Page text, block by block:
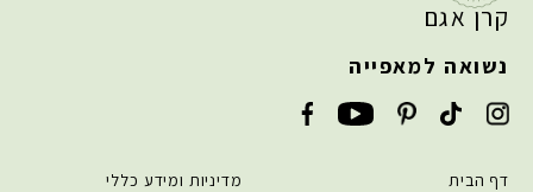
קרן אגם
נשואה למאפייה
דף הבית
מדיניות ומידע כללי